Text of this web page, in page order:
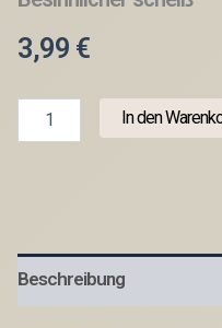
3,99 €
Halter
für
Kerzen
In den
Beschreibung